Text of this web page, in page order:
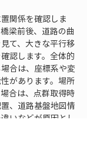
関係を確認しま
梁前後、道路の曲
て、大きな平行移
認します。全体的
合は、座標系や変
があります。場所
合は、点群取得時
、道路基盤地図情
いなどが原因とし